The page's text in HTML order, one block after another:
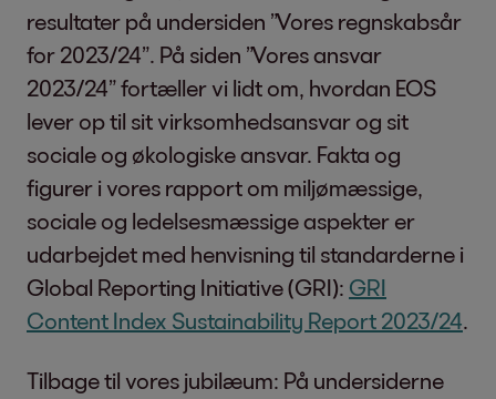
resultater på undersiden ”Vores regnskabsår
for 2023/24”. På siden ”Vores ansvar
2023/24” fortæller vi lidt om, hvordan EOS
lever op til sit virksomhedsansvar og sit
sociale og økologiske ansvar. Fakta og
figurer i vores rapport om miljømæssige,
sociale og ledelsesmæssige aspekter er
udarbejdet med henvisning til standarderne i
Global Reporting Initiative (GRI): GRI
Content Index Sustainability Report 2023/24.
Tilbage til vores jubilæum: På undersiderne